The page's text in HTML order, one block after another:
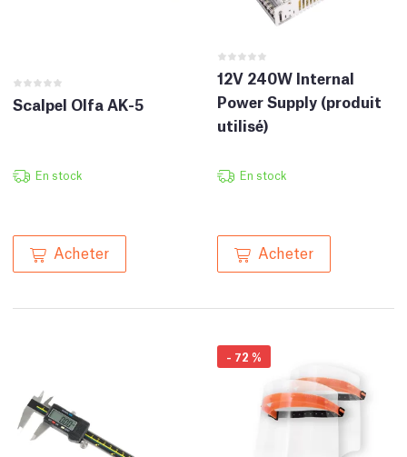
Scalpel Olfa AK-5
En stock
Acheter
12V 240W Internal
Power Supply (produit
utilisé)
En stock
Acheter
- 72 %